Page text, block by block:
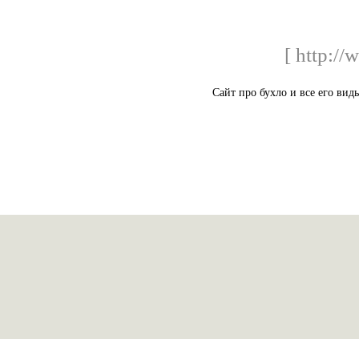
[ http://
Сайт про бухло и все его